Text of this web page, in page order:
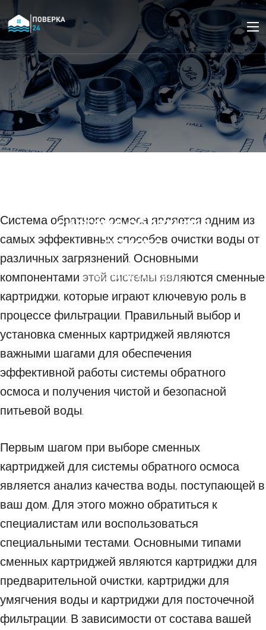
системе обратного
осмоса
15 АВГУСТА 2023
Система обратного осмоса является одним из
самых эффективных способов очистки воды от
различных загрязнений. Основными
компонентами этой системы являются сменные
картриджи, которые играют ключевую роль в
процессе фильтрации. Правильный выбор и
установка сменных картриджей являются
важными шагами для обеспечения
эффективной работы системы обратного
осмоса и получения чистой и безопасной
питьевой воды.
Первым шагом при выборе сменных
картриджей для системы обратного осмоса
является анализ качества воды, поступающей в
ваш дом. Для этого можно обратиться к
специалистам или воспользоваться
специальными тестами. Основными типами
сменных картриджей являются картриджи для
предварительной очистки, картриджи для
умягчения воды и картриджи для посточечной
фильтрации. В зависимости от состава вашей